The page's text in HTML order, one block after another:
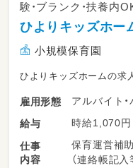
験・ブランク・扶養内
ひよりキッズホー
小規模保育園
ひよりキッズホームの求
雇用形態
アルバイト・
給与
時給1,070
仕事
内容
保育運営補助
（連絡帳記入